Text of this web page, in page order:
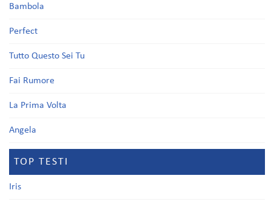
Bambola
Perfect
Tutto Questo Sei Tu
Fai Rumore
La Prima Volta
Angela
TOP TESTI
Iris